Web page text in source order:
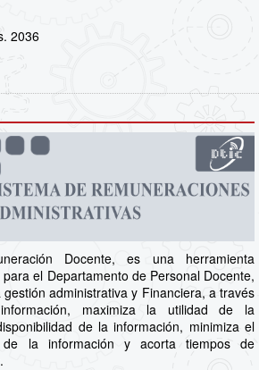
2036
Docente, es una herramienta
el Departamento de Personal Docente,
administrativa y Financiera, a través
maximiza la utilidad de la
de la información, minimiza el
la información y acorta tiempos de